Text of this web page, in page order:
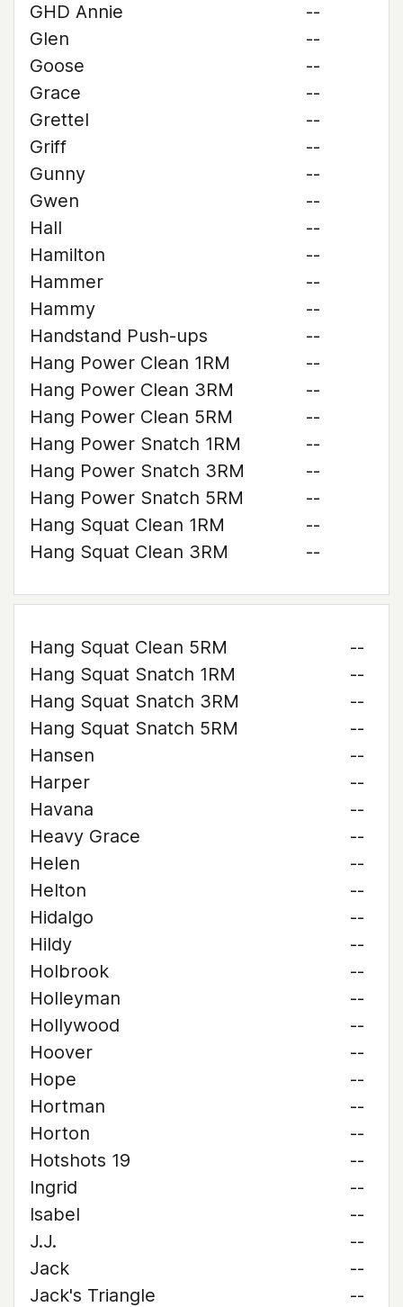
GHD Annie
--
Glen
--
Goose
--
Grace
--
Grettel
--
Griff
--
Gunny
--
Gwen
--
Hall
--
Hamilton
--
Hammer
--
Hammy
--
Handstand Push-ups
--
Hang Power Clean 1RM
--
Hang Power Clean 3RM
--
Hang Power Clean 5RM
--
Hang Power Snatch 1RM
--
Hang Power Snatch 3RM
--
Hang Power Snatch 5RM
--
Hang Squat Clean 1RM
--
Hang Squat Clean 3RM
--
Hang Squat Clean 5RM
--
Hang Squat Snatch 1RM
--
Hang Squat Snatch 3RM
--
Hang Squat Snatch 5RM
--
Hansen
--
Harper
--
Havana
--
Heavy Grace
--
Helen
--
Helton
--
Hidalgo
--
Hildy
--
Holbrook
--
Holleyman
--
Hollywood
--
Hoover
--
Hope
--
Hortman
--
Horton
--
Hotshots 19
--
Ingrid
--
Isabel
--
J.J.
--
Jack
--
Jack's Triangle
--